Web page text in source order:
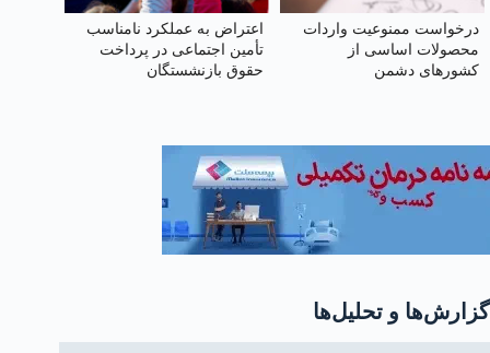
درخواست ممنوعیت واردات
محصولات اساسی از
کشورهای دشمن
اعتراض به عملکرد نامناسب
تأمین اجتماعی در پرداخت
حقوق بازنشستگان
گزارش‌ها و تحلیل‌ها